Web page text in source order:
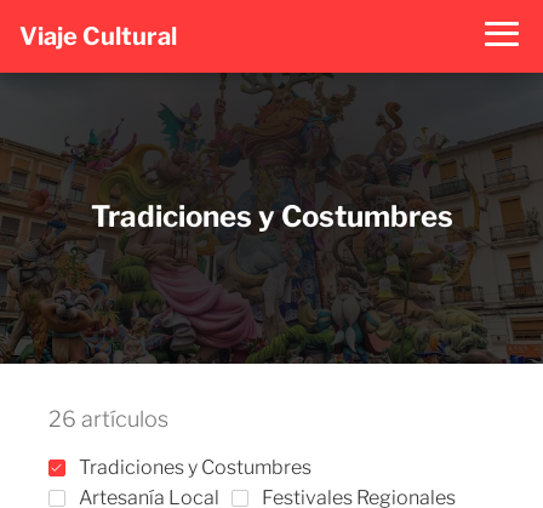
Viaje Cultural
Tradiciones y Costumbres
26 artículos
Tradiciones y Costumbres
Artesanía Local
Festivales Regionales